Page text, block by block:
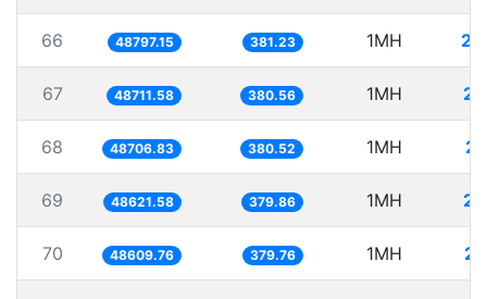
66 48797.15 381.23 1MH
67 48711.58 380.56 1MH
68 48706.83 380.52 1MH
69 48621.58 379.86 1MH
70 48609.76 379.76 1MH